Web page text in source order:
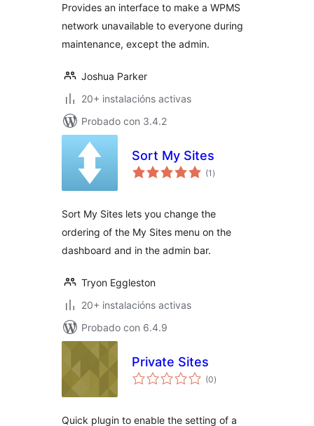
Provides an interface to make a WPMS
network unavailable to everyone during
maintenance, except the admin.
Joshua Parker
20+ instalacións activas
Probado con 3.4.2
Sort My Sites
(1 valoracións
totais
)
Sort My Sites lets you change the
ordering of the My Sites menu on the
dashboard and in the admin bar.
Tryon Eggleston
20+ instalacións activas
Probado con 6.4.9
Private Sites
(0valoracións
totais
)
Quick plugin to enable the setting of a